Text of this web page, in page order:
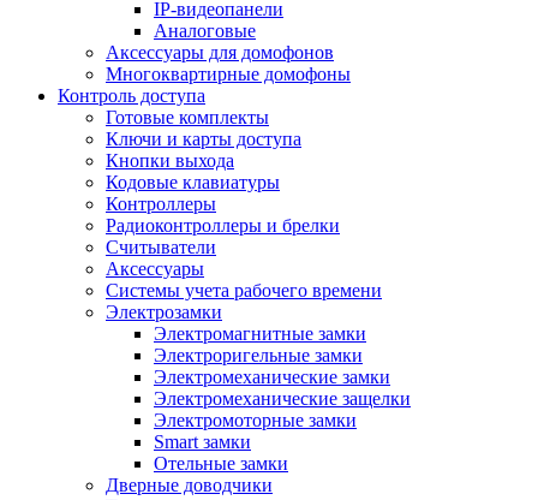
IP-видеопанели
Аналоговые
Аксессуары для домофонов
Многоквартирные домофоны
Контроль доступа
Готовые комплекты
Ключи и карты доступа
Кнопки выхода
Кодовые клавиатуры
Контроллеры
Радиоконтроллеры и брелки
Считыватели
Аксессуары
Системы учета рабочего времени
Электрозамки
Электромагнитные замки
Электроригельные замки
Электромеханические замки
Электромеханические защелки
Электромоторные замки
Smart замки
Отельные замки
Дверные доводчики